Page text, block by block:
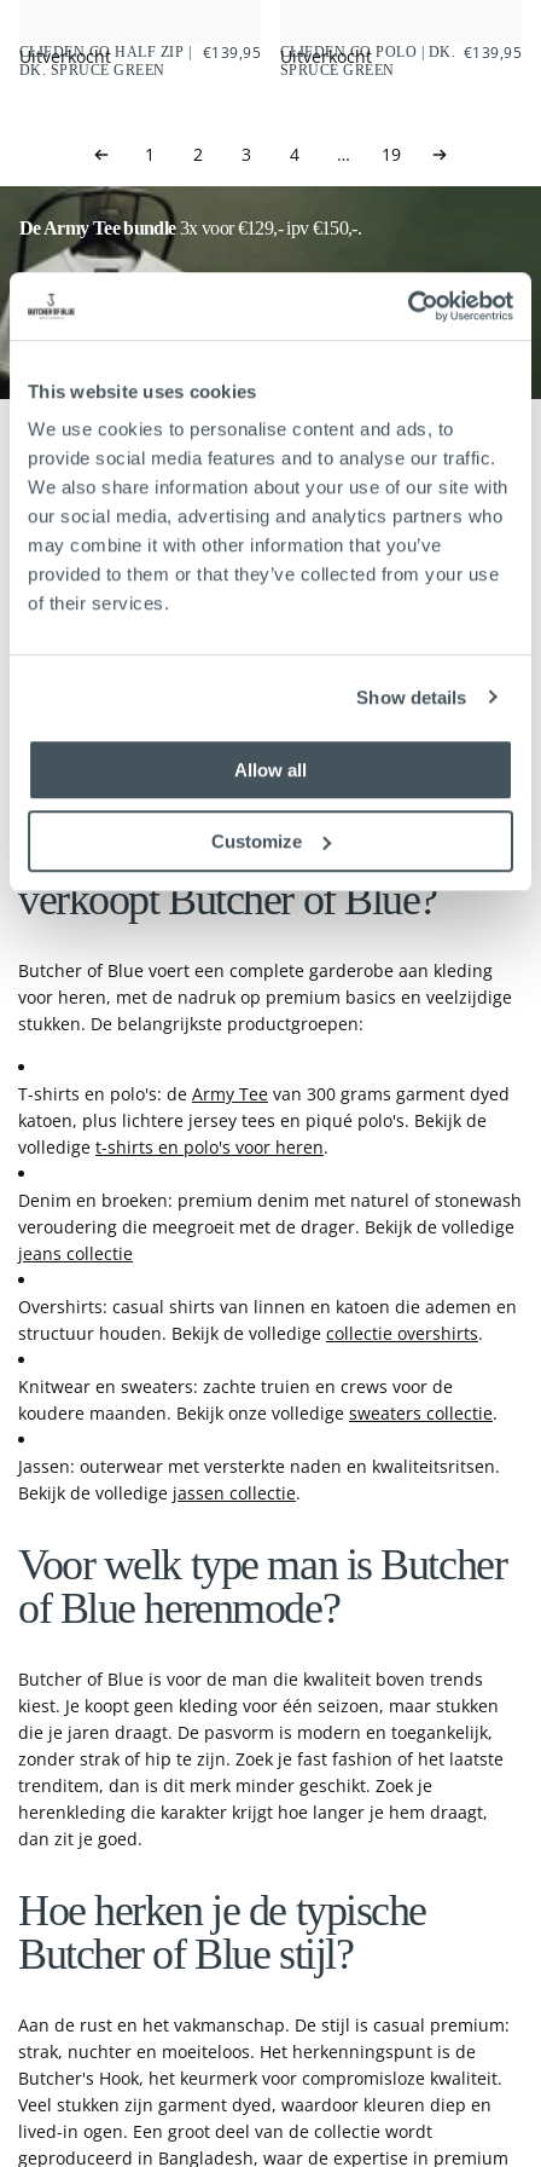
This website uses cookies
We use cookies to personalise content and ads, to
provide social media features and to analyse our traffic.
We also share information about your use of our site with
our social media, advertising and analytics partners who
may combine it with other information that you’ve
provided to them or that they’ve collected from your use
of their services.
Show details
Allow all
Customize
Uitverkocht
CLIFDEN CO HALF ZIP |
DK. SPRUCE GREEN
€139,95
REGULIERE
€139,95 Uitverkocht
CLIFDEN CO POLO | DK.
SPRUCE GREEN
€139,95
REGULIERE
€139,95
1 2 3 4 … 19
De Army Tee bundle3x voor €129,- ipv €150,-.
Onze Army Tee is niet zomaar een T-shirt. Het is gemaakt
van duurzaam stevig katoen dat jarenlang meegaat, zonder
in te leveren op comfort. Verkrijgbaar met én zonder logo, in
Heren kleding van
Butcher of Blue
kleding die lang meegaat. Van de iconische Army Tee van 300
overhemden voor de zomer. Elk stuk is gemaakt om dagelijks
welke stijl bij je past, waar de kwaliteit vandaan komt en waar
Wat voor heren kleding
verkoopt Butcher of Blue?
Butcher of Blue voert een complete garderobe aan kleding
voor heren, met de nadruk op premium basics en veelzijdige
stukken. De belangrijkste productgroepen:
T-shirts en polo's: de Army Tee van 300 grams garment dyed
katoen, plus lichtere jersey tees en piqué polo's. Bekijk de
volledige t-shirts en polo's voor heren.
Denim en broeken: premium denim met naturel of stonewash
veroudering die meegroeit met de drager. Bekijk de volledige
jeans collectie
Overshirts: casual shirts van linnen en katoen die ademen en
structuur houden. Bekijk de volledige collectie overshirts.
Knitwear en sweaters: zachte truien en crews voor de
koudere maanden. Bekijk onze volledige sweaters collectie.
Jassen: outerwear met versterkte naden en kwaliteitsritsen.
Bekijk de volledige jassen collectie.
Voor welk type man is Butcher
of Blue herenmode?
Butcher of Blue is voor de man die kwaliteit boven trends
kiest. Je koopt geen kleding voor één seizoen, maar stukken
die je jaren draagt. De pasvorm is modern en toegankelijk,
zonder strak of hip te zijn. Zoek je fast fashion of het laatste
trenditem, dan is dit merk minder geschikt. Zoek je
herenkleding die karakter krijgt hoe langer je hem draagt,
dan zit je goed.
Hoe herken je de typische
Butcher of Blue stijl?
Aan de rust en het vakmanschap. De stijl is casual premium:
strak, nuchter en moeiteloos. Het herkenningspunt is de
Butcher's Hook, het keurmerk voor compromisloze kwaliteit.
Veel stukken zijn garment dyed, waardoor kleuren diep en
lived-in ogen. Een groot deel van de collectie wordt
geproduceerd in Bangladesh, waar de expertise in premium